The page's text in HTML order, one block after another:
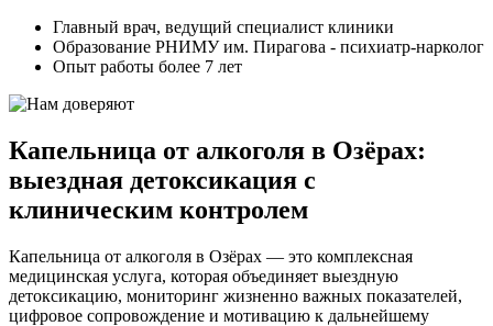
Главный врач, ведущий специалист клиники
Образование РНИМУ им. Пирагова - психиатр-нарколог
Опыт работы более 7 лет
Капельница от алкоголя в Озёрах:
выездная детоксикация с
клиническим контролем
Капельница от алкоголя в Озёрах — это комплексная
медицинская услуга, которая объединяет выездную
детоксикацию, мониторинг жизненно важных показателей,
цифровое сопровождение и мотивацию к дальнейшему